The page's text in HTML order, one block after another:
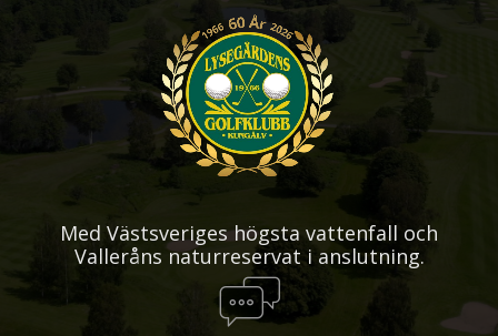
Med Västsveriges högsta vattenfall och
Valleråns naturreservat i anslutning.